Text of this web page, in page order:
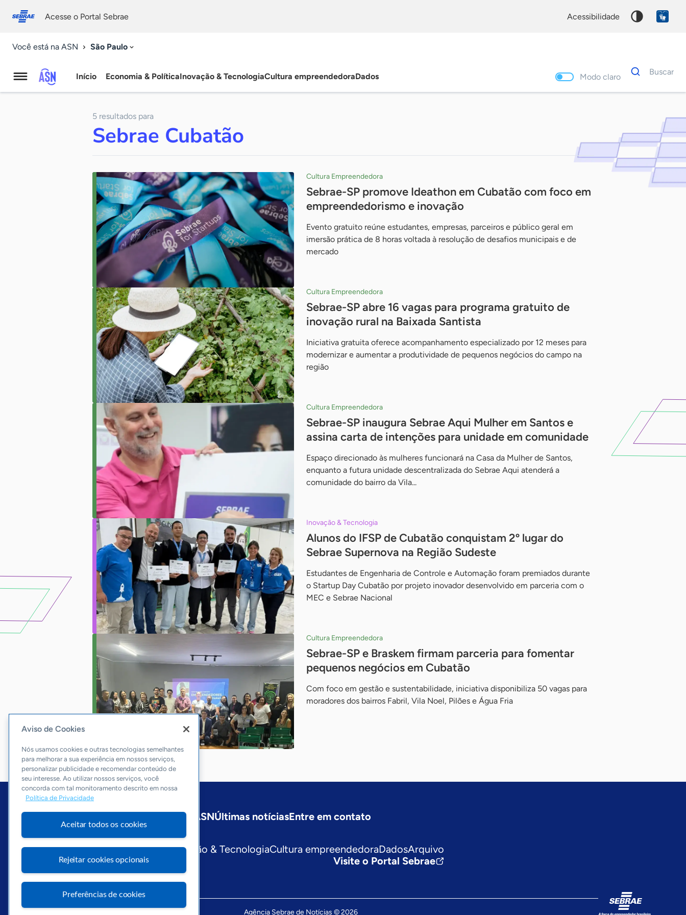
conosco
Acesse o Portal Sebrae acessibilidade
Você está na ASN São Paulo
Agência
Notícias
Início Economia & PolíticaInovação & TecnologiaCultura empreendedoraDados Modo claro
Dados
para
Buscar
5 resultados para
Sebrae Cubatão
Cultura Empreendedora
Sebrae-SP promove Ideathon em Cubatão com foco em
empreendedorismo e inovação
Evento gratuito reúne estudantes, empresas, parceiros e público geral em
imersão prática de 8 horas voltada à resolução de desafios municipais e de
mercado
Cultura Empreendedora
Sebrae-SP abre 16 vagas para programa gratuito de
inovação rural na Baixada Santista
Iniciativa gratuita oferece acompanhamento especializado por 12 meses para
modernizar e aumentar a produtividade de pequenos negócios do campo na
região
Cultura Empreendedora
Sebrae-SP inaugura Sebrae Aqui Mulher em Santos e
assina carta de intenções para unidade em comunidade
Espaço direcionado às mulheres funcionará na Casa da Mulher de Santos,
enquanto a futura unidade descentralizada do Sebrae Aqui atenderá a
comunidade do bairro da Vila...
Inovação & Tecnologia
Alunos do IFSP de Cubatão conquistam 2º lugar do
Sebrae Supernova na Região Sudeste
Estudantes de Engenharia de Controle e Automação foram premiados durante
o Startup Day Cubatão por projeto inovador desenvolvido em parceria com o
MEC e Sebrae Nacional
Cultura Empreendedora
Sebrae-SP e Braskem firmam parceria para fomentar
pequenos negócios em Cubatão
Com foco em gestão e sustentabilidade, iniciativa disponibiliza 50 vagas para
moradores dos bairros Fabril, Vila Noel, Pilões e Água Fria
Sobre a ASNÚltimas notíciasEntre em contato
Editorias
Economia & PolíticaInovação & TecnologiaCultura empreendedoraDadosArquivo
Visite o Portal Sebrae
Agência Sebrae de Notícias © 2026
Aviso de Cookies
Nós usamos cookies e outras tecnologias semelhantes
para melhorar a sua experiência em nossos serviços,
personalizar publicidade e recomendar conteúdo de
seu interesse. Ao utilizar nossos serviços, você
concorda com tal monitoramento descrito em nossa
Política de Privacidade
Aceitar todos os cookies
Rejeitar cookies opcionais
Preferências de cookies